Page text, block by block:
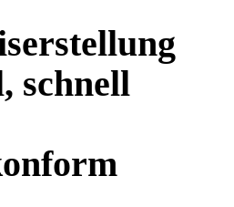
schnell